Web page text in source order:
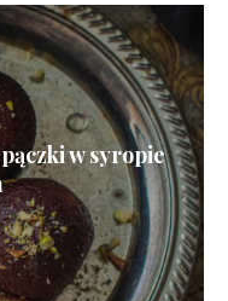
w syropie